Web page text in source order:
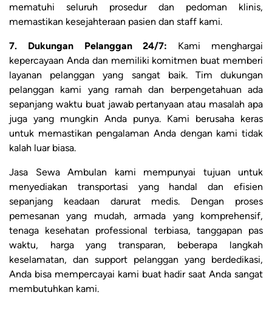
mematuhi seluruh prosedur dan pedoman klinis,
memastikan kesejahteraan pasien dan staff kami.
7. Dukungan Pelanggan 24/7: Kami menghargai
kepercayaan Anda dan memiliki komitmen buat memberi
layanan pelanggan yang sangat baik. Tim dukungan
pelanggan kami yang ramah dan berpengetahuan ada
sepanjang waktu buat jawab pertanyaan atau masalah apa
juga yang mungkin Anda punya. Kami berusaha keras
untuk memastikan pengalaman Anda dengan kami tidak
kalah luar biasa.
Jasa Sewa Ambulan kami mempunyai tujuan untuk
menyediakan transportasi yang handal dan efisien
sepanjang keadaan darurat medis. Dengan proses
pemesanan yang mudah, armada yang komprehensif,
tenaga kesehatan professional terbiasa, tanggapan pas
waktu, harga yang transparan, beberapa langkah
keselamatan, dan support pelanggan yang berdedikasi,
Anda bisa mempercayai kami buat hadir saat Anda sangat
membutuhkan kami.